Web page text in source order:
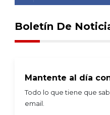
Boletín De
Mantente al día
Todo lo que tiene que
email.